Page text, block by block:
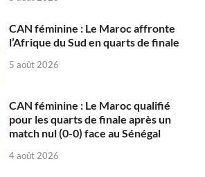
CAN féminine : Le Maroc affronte
l’Afrique du Sud en quarts de finale
5 août 2026
CAN féminine : Le Maroc qualifié
pour les quarts de finale après un
match nul (0-0) face au Sénégal
4 août 2026